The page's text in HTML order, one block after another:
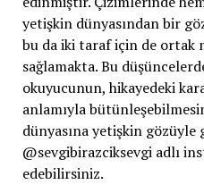
yetişkin dünyasından bir
bu da iki taraf için de ortak
sağlamakta. Bu
okuyucunun, hikayedeki
anlamıyla
dünyasına yetişkin
@sevgibirazciksevgi adlı
edebilirsiniz.